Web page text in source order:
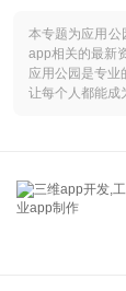
本专题为应用公
app相关的最新
应用公园是专业
让每个人都能成